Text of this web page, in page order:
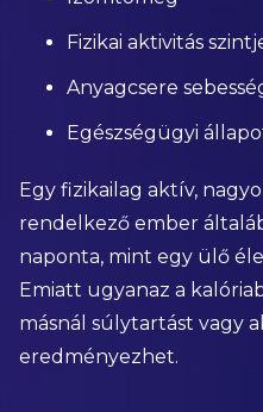
Fizikai aktivitás
Anyagcsere
Egészségügyi
Egy fizikailag aktív,
rendelkező ember
naponta, mint egy ülő
Emiatt ugyanaz a
másnál súlytartást vagy
eredményezhet.